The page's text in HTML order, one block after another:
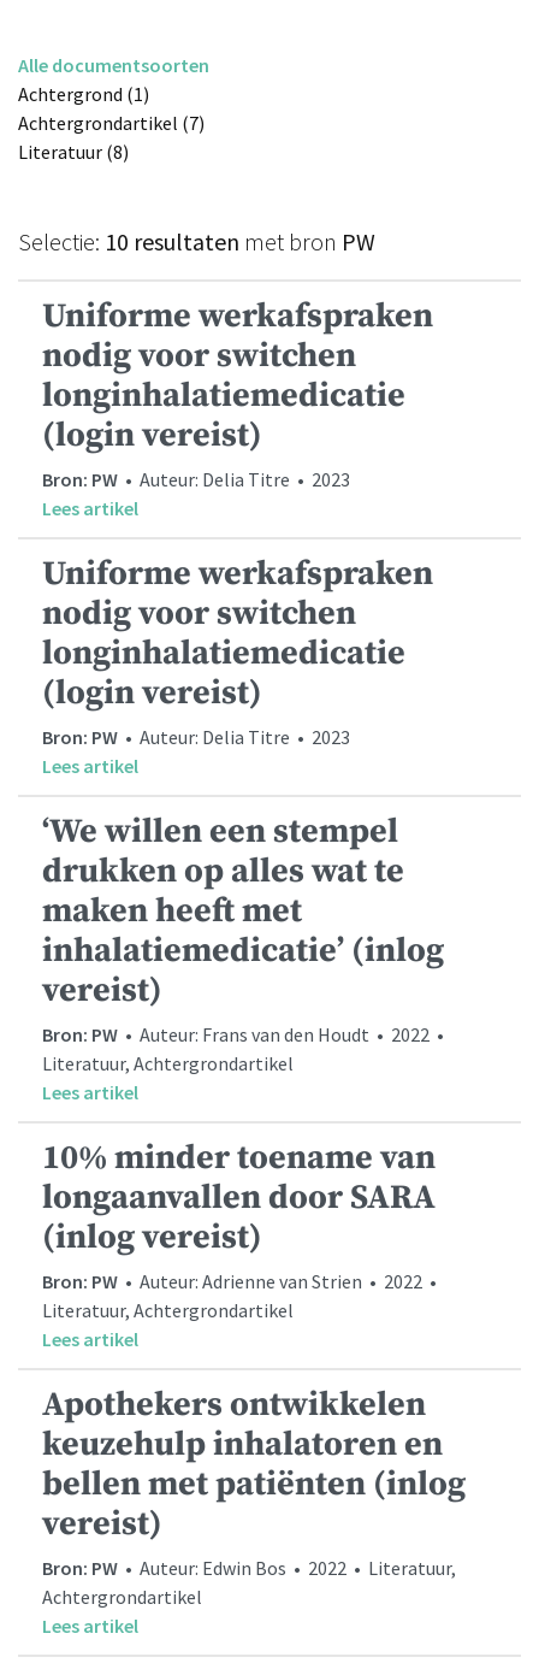
Alle documentsoorten
Achtergrond (1)
Achtergrondartikel (7)
Literatuur (8)
Selectie: 10 resultaten met bron PW
Uniforme werkafspraken
nodig voor switchen
longinhalatiemedicatie
(login vereist)
Bron: PW • Auteur: Delia Titre • 2023
Lees artikel
Uniforme werkafspraken
nodig voor switchen
longinhalatiemedicatie
(login vereist)
Bron: PW • Auteur: Delia Titre • 2023
Lees artikel
‘We willen een stempel
drukken op alles wat te
maken heeft met
inhalatiemedicatie’ (inlog
vereist)
Bron: PW • Auteur: Frans van den Houdt • 2022 •
Literatuur, Achtergrondartikel
Lees artikel
10% minder toename van
longaanvallen door SARA
(inlog vereist)
Bron: PW • Auteur: Adrienne van Strien • 2022 •
Literatuur, Achtergrondartikel
Lees artikel
Apothekers ontwikkelen
keuzehulp inhalatoren en
bellen met patiënten (inlog
vereist)
Bron: PW • Auteur: Edwin Bos • 2022 • Literatuur,
Achtergrondartikel
Lees artikel